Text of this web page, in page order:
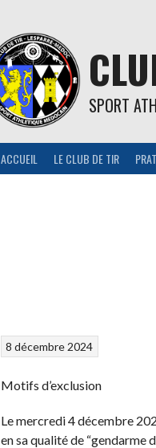
SPORT
ACCUEIL LE CLUB DE TIR
8 décembre 2024
Motifs d’exclusion
Le mercredi 4 décembre
en sa qualité de “gendarme